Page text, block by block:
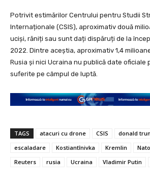
Potrivit estimărilor Centrului pentru Studii
Internaționale (CSIS), aproximativ două
uciși, răniți sau sunt dați dispăruți de la
2022. Dintre aceștia, aproximativ 1,4
Rusia și nici Ucraina nu publică date oficiale
suferite pe câmpul de luptă.
TAGS atacuri cu drone CSIS donald
escaladare
Kostiantînivka Kremlin Nato
Reuters
rusia Ucraina Vladimir Putin